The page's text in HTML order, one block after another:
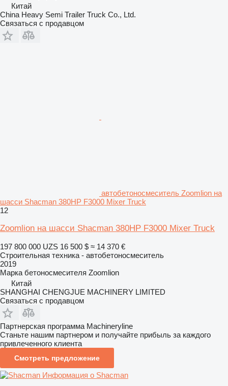
Китай
China Heavy Semi Trailer Truck Co., Ltd.
Связаться с продавцом
автобетоносмеситель Zoomlion на
шасси Shacman 380HP F3000 Mixer Truck
12
Zoomlion на шасси Shacman 380HP F3000 Mixer Truck
197 800 000 UZS 16 500 $ ≈ 14 370 €
Строительная техника - автобетоносмеситель
2019
Марка бетоносмесителя Zoomlion
Китай
SHANGHAI CHENGJUE MACHINERY LIMITED
Связаться с продавцом
Партнерская программа Machineryline
Станьте нашим партнером и получайте прибыль за каждого
привлеченного клиента
Смотреть предложение
Информация о Shacman